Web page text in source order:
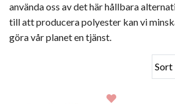
använda oss av det här hållbara
till att producera polyester kan vi
göra vår planet en tjänst.